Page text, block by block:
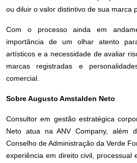
ou diluir o valor distintivo de sua marca
Com o processo ainda em
importância de um olhar atento
artísticos e a necessidade de avaliar
marcas registradas e
comercial.
Sobre Augusto Amstalden Neto
Consultor em gestão estratégica
Neto atua na ANV Company, além
Conselho de Administração da Verde
experiência em direito civil, processual